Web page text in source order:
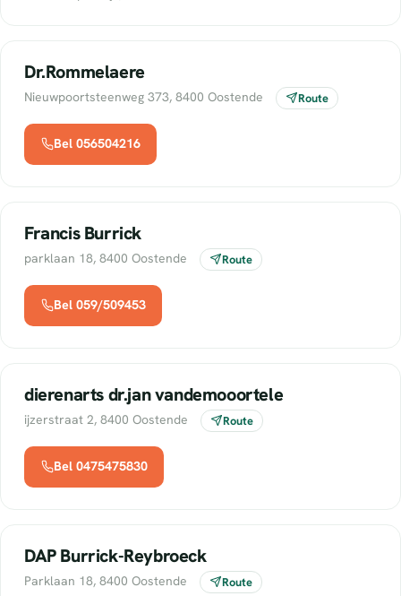
Dr.Rommelaere
Nieuwpoortsteenweg 373, 8400 Oostende Route
Bel 056504216
Francis Burrick
parklaan 18, 8400 Oostende Route
Bel 059/509453
dierenarts dr.jan vandemooortele
ijzerstraat 2, 8400 Oostende Route
Bel 0475475830
DAP Burrick-Reybroeck
Parklaan 18, 8400 Oostende Route